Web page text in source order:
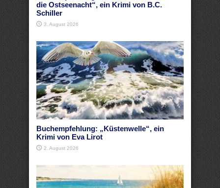
die Ostseenacht“, ein Krimi von B.C.
Schiller
3. August 2026
Buchempfehlung: „Küstenwelle“, ein
Krimi von Eva Lirot
2. August 2026